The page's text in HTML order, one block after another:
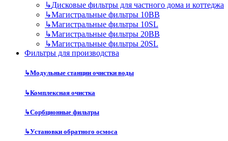
↳Дисковые фильтры для частного дома и коттеджа
↳Магистральные фильтры 10BB
↳Магистральные фильтры 10SL
↳Магистральные фильтры 20BB
↳Магистральные фильтры 20SL
Фильтры для производства
↳Модульные станции очистки воды
↳Комплексная очистка
↳Сорбционные фильтры
↳Установки обратного осмоса